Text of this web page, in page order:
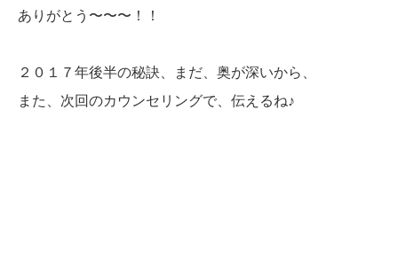
ありがとう〜〜〜！！
２０１７年後半の秘訣、まだ、奥が深いから、
また、次回のカウンセリングで、伝えるね♪